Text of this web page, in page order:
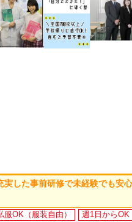
実した事前研修で未経験でも安
服OK（服装自由） 週1日からOK